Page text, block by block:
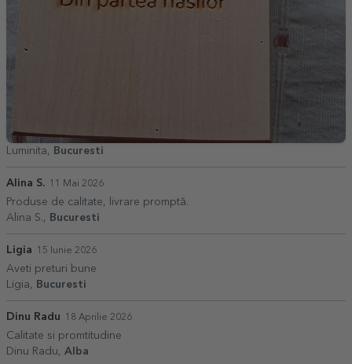
Luminita, Bucuresti
Alina S. 11 Mai 2026
Produse de calitate, livrare promptă.
Alina S.,
Bucuresti
Ligia 15 Iunie 2026
Aveti preturi bune
Ligia,
Bucuresti
Dinu Radu 18 Aprilie 2026
Calitate si promtitudine
Dinu Radu, Alba